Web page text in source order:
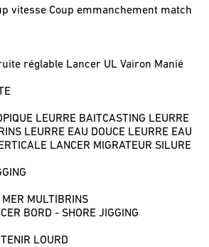
vitesse Coup emmanchement match
réglable Lancer UL Vairon Manié
LEURRE BAITCASTING LEURRE
LEURRE EAU DOUCE LEURRE EAU
LANCER MIGRATEUR SILURE
MER MULTIBRINS
BORD - SHORE JIGGING
LOURD